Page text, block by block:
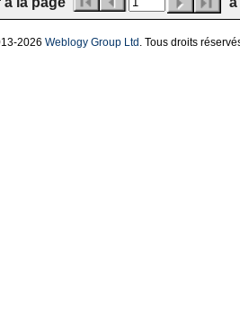
-2026 Weblogy Group Ltd . Tous droits